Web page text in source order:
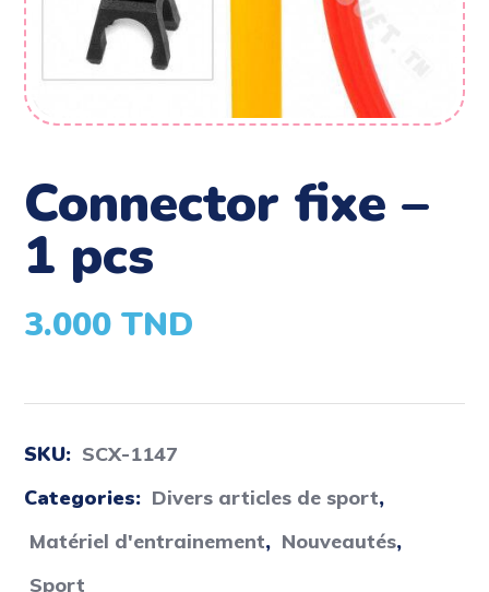
connector fixe –
1 pcs
3.000TND
SKU: SCX-1147
Categories: Divers articles de sport,
Matériel d'entrainement, Nouveautés,
Sport